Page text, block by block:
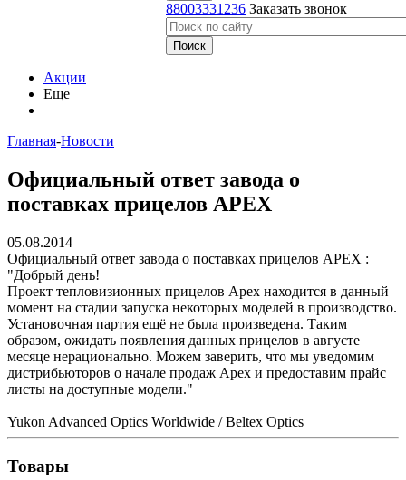
88003331236 Заказать звонок
Акции
Еще
Главная-Новости
Официальный ответ завода о
поставках прицелов APEX
05.08.2014
Официальный ответ завода о поставках прицелов APEX :
"Добрый день!
Проект тепловизионных прицелов Apex находится в данный
момент на стадии запуска некоторых моделей в производство.
Установочная партия ещё не была произведена. Таким
образом, ожидать появления данных прицелов в августе
месяце нерационально. Можем заверить, что мы уведомим
дистрибьюторов о начале продаж Apex и предоставим прайс
листы на доступные модели."
Yukon Advanced Optics Worldwide / Beltex Optics
Товары